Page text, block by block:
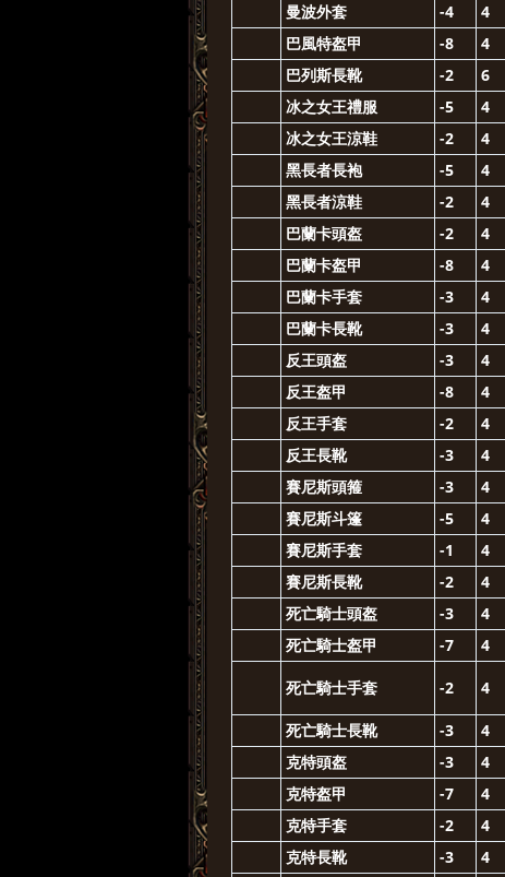
曼波外套
-4 4
巴風特盔甲
-8 4
巴列斯長靴
-2 6
冰之女王禮服
-5 4
冰之女王涼鞋
-2 4
黑長者長袍
-5 4
黑長者涼鞋
-2 4
巴蘭卡頭盔
-2 4
巴蘭卡盔甲
-8 4
巴蘭卡手套
-3 4
巴蘭卡長靴
-3 4
反王頭盔
-3 4
反王盔甲
-8 4
反王手套
-2 4
反王長靴
-3 4
賽尼斯頭箍
-3 4
賽尼斯斗篷
-5 4
賽尼斯手套
-1 4
賽尼斯長靴
-2 4
死亡騎士頭盔
-3 4
死亡騎士盔甲
-7 4
死亡騎士手套 -2 4
死亡騎士長靴
-3 4
克特頭盔
-3 4
克特盔甲
-7 4
克特手套
-2 4
克特長靴
-3 4